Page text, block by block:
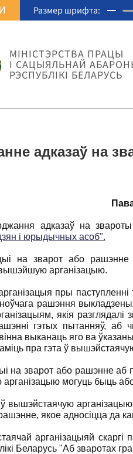
Размер шрифта:
МIНIСТЭРСТВА ПРАЦЫ
I САЦЫЯЛЬНАЙ
РЭСПУБЛІКІ БЕЛАРУСЬ
адказаў на
адказаў на
і юрыдычных асоб".
на зварот або
арганізацыю.
пры паступленні
рашэння
якія
гэтых пытанняў, аб
выканаць яго ва
пра гэта ў
на зварот або рашэнне аб
могуць быць
вышэйстаячую
якое адносіцца да
арганізацыяй
Беларусь "Аб зваротах